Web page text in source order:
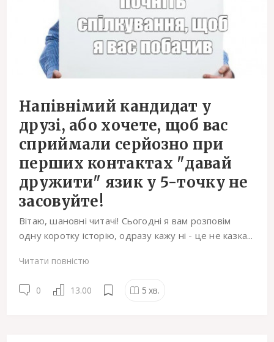
Напівнімий кандидат у
друзі, або хочете, щоб вас
сприймали серйозно при
перших контактах "давай
дружити" язик у 5-точку не
засовуйте!
Вітаю, шановні читачі! Сьогодні я вам розповім
одну коротку історію, одразу кажу ні - це не казка...
Читати повністю
0 13.00 5 хв.